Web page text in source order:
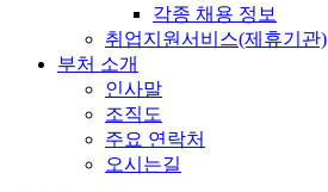
각종 채용 정보
취업지원서비스(제휴기관)
부처 소개
인사말
조직도
주요 연락처
오시는길